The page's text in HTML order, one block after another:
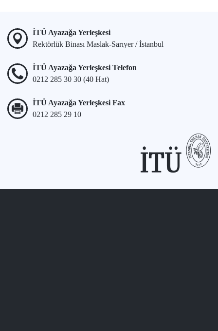
İTÜ Ayazağa Yerleşkesi
Rektörlük Binası Maslak-Sarıyer / İstanbul
İTÜ Ayazağa Yerleşkesi Telefon
0212 285 30 30 (40 Hat)
İTÜ Ayazağa Yerleşkesi Fax
0212 285 29 10